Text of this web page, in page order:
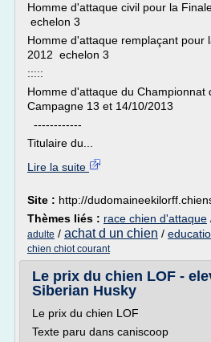
Homme d'attaque civil pour la
echelon 3
Homme d'attaque remplaçant pour
2012 echelon 3
:::::
Homme d'attaque du Championnat
Campagne 13 et 14/10/2013
------------
Titulaire du...
Lire la suite
Site : http://
Thèmes liés : race chien d'attaque
adulte / achat d un chien /
chien chiot courant
Le prix du chien LOF -
Siberian Husky
Le prix du chien LOF
Texte paru dans caniscoop